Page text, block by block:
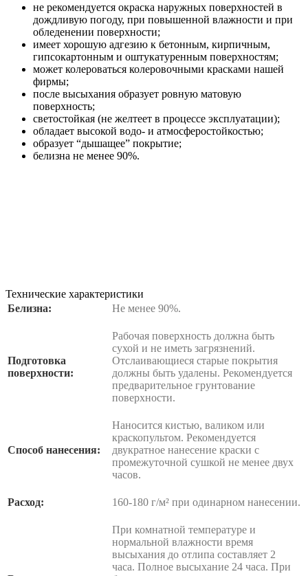
не рекомендуется окраска наружных поверхностей в
дождливую погоду, при повышенной влажности и при
обледенении поверхности;
имеет хорошую адгезию к бетонным, кирпичным,
гипсокартонным и оштукатуренным поверхностям;
может колероваться колеровочными красками нашей
фирмы;
после высыхания образует ровную матовую
поверхность;
светостойкая (не желтеет в процессе эксплуатации);
обладает высокой водо- и атмосферостойкостью;
образует “дышащее” покрытие;
белизна не менее 90%.
Технические характеристики
Белизна:
Не менее 90%.
Подготовка
поверхности:
Рабочая поверхность должна быть
сухой и не иметь загрязнений.
Отслаивающиеся старые покрытия
должны быть удалены. Рекомендуется
предварительное грунтование
поверхности.
Способ нанесения:
Наносится кистью, валиком или
краскопультом. Рекомендуется
двукратное нанесение краски с
промежуточной сушкой не менее двух
часов.
Расход: 160-180 г/м² при одинарном нанесении.
При комнатной температуре и
нормальной влажности время
высыхания до отлипа составляет 2
часа. Полное высыхание 24 часа. При